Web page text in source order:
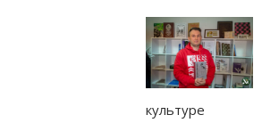
культуре